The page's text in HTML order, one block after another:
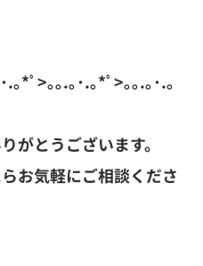
｡*ﾟ>｡｡.｡･.｡*ﾟ>｡｡.｡･.｡
がとうございます。
お気軽にご相談くださ